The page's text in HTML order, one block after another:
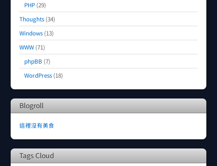
PHP (29)
Thoughts (34)
Windows (13)
WWW (71)
phpBB (7)
WordPress (18)
Blogroll
這裡沒有美食
Tags Cloud